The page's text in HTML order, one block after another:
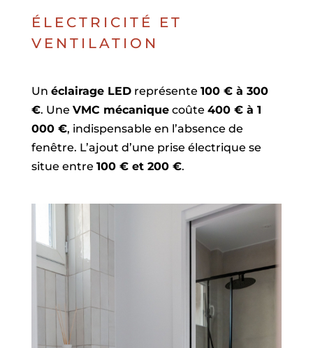
ÉLECTRICITÉ ET
VENTILATION
Un éclairage LEDreprésente 100 € à 300
€. Une VMC mécaniquecoûte 400 € à 1
000 €, indispensable en l’absence de
fenêtre. L’ajout d’une prise électrique se
situe entre 100 € et 200 €.